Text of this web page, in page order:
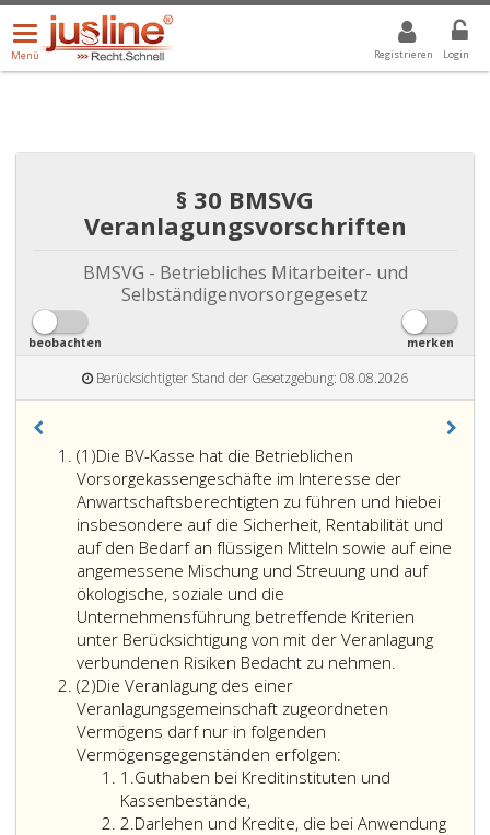
Registrieren Login
Menü
öffnen/schließen
Menü
ALLE DROPDOWN: GEWÄHLTER WERT IST ALLE
§ 30 BMSVG
Veranlagungsvorschriften
BMSVG - Betriebliches Mitarbeiter- und
Selbständigenvorsorgegesetz
beobachten merken
Berücksichtigter Stand der Gesetzgebung: 08.08.2026
(1)Absatz
eins
Die BV-Kasse hat die Betrieblichen
Vorsorgekassengeschäfte im Interesse der
Anwartschaftsberechtigten zu führen und hiebei
insbesondere auf die Sicherheit, Rentabilität und
auf den Bedarf an flüssigen Mitteln sowie auf eine
angemessene Mischung und Streuung und auf
ökologische, soziale und die
Unternehmensführung betreffende Kriterien
unter Berücksichtigung von mit der Veranlagung
verbundenen Risiken Bedacht zu nehmen.
(2)Absatz
2
Die Veranlagung des einer
Veranlagungsgemeinschaft zugeordneten
Vermögens darf nur in folgenden
Vermögensgegenständen erfolgen:
1.Ziffer
eins
Guthaben bei Kreditinstituten und
Kassenbestände,
2.Ziffer
Darlehen und Kredite, die bei Anwendung